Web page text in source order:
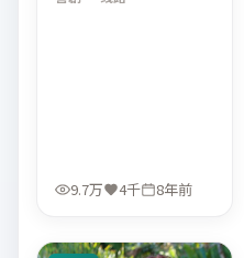
9.7万 4千 8年前